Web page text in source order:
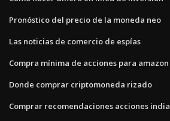
Pronóstico del precio de la moneda neo
Las noticias de comercio de espías
Compra mínima de acciones para amazon
Donde comprar criptomoneda rizado
Comprar recomendaciones acciones india